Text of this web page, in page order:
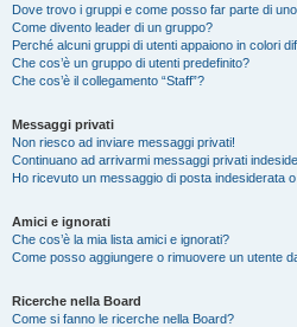
Dove trovo i gruppi e come posso far parte di
Come divento leader di un gruppo?
Perché alcuni gruppi di utenti appaiono in colori
Che cos’è un gruppo di utenti predefinito?
Che cos’è il collegamento “Staff”?
Messaggi privati
Non riesco ad inviare messaggi privati!
Continuano ad arrivarmi messaggi privati
Ho ricevuto un messaggio di posta indesiderata
Amici e ignorati
Che cos’è la mia lista amici e ignorati?
Come posso aggiungere o rimuovere un utente
Ricerche nella Board
Come si fanno le ricerche nella Board?